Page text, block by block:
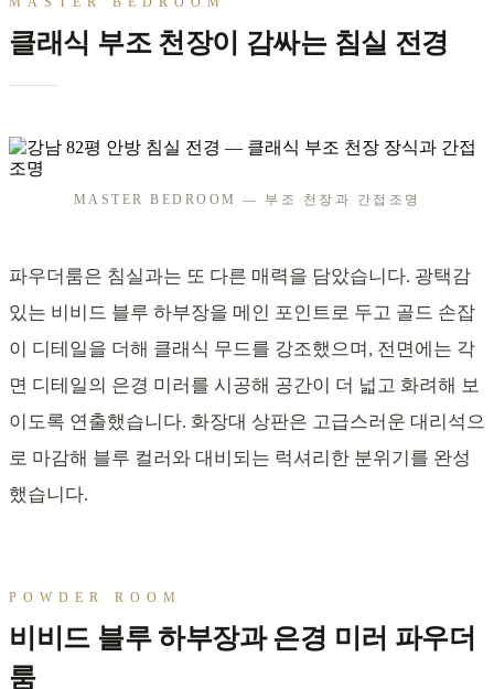
클래식 부조 천장이 감싸는 침실 전경
MASTER BEDROOM — 부조 천장과 간접조명
파우더룸은 침실과는 또 다른 매력을 담았습니다. 광택감
있는 비비드 블루 하부장을 메인 포인트로 두고 골드 손잡
이 디테일을 더해 클래식 무드를 강조했으며, 전면에는 각
면 디테일의 은경 미러를 시공해 공간이 더 넓고 화려해 보
이도록 연출했습니다. 화장대 상판은 고급스러운 대리석으
로 마감해 블루 컬러와 대비되는 럭셔리한 분위기를 완성
했습니다.
POWDER ROOM
비비드 블루 하부장과 은경 미러 파우더
룸